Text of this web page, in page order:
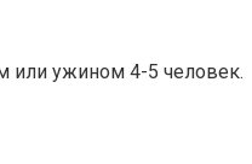
или ужином 4-5 человек.